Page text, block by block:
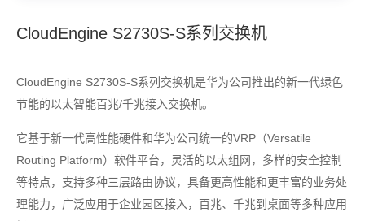
CloudEngine S2730S-S系列交换机
CloudEngine S2730S-S系列交换机是华为公司推出的新一代绿色
节能的以太智能百兆/千兆接入交换机。
它基于新一代高性能硬件和华为公司统一的VRP（Versatile
Routing Platform）软件平台，灵活的以太组网，多样的安全控制
等特点，支持多种三层路由协议，具备更高性能和更丰富的业务处
理能力，广泛应用于企业园区接入，百兆、千兆到桌面等多种应用